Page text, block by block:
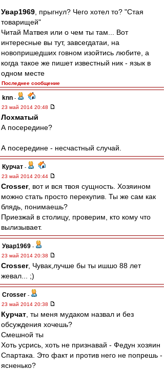
Увар1969 , прыгнул? Чего хотел то? "Стая
товарищей"
Читай Матвея или о чем ты там... Вот
интересные вы тут, завсегдатаи, на
новопришедших говном изойтись любите, а
когда такое же пишет известный ник - язык в
одном месте
Последнее сообщение
knn -
23 май 2014 20:48
Лохматый
А посередине?
А посередине - несчастный случай.
Курчат -
23 май 2014 20:44
Crosser, вот и вся твоя сущность. Хозяином
можно стать просто перекупив. Ты же сам как
блядь, понимаешь?
Приезжай в столицу, проверим, кто кому что
вылизывает.
Увар1969 -
23 май 2014 20:38
Crosser, Чувак,лучше бы ты ишшо 88 лет
жевал... ;)
Crosser -
23 май 2014 20:38
Курчат , ты меня мудаком назвал и без
обсуждения хочешь?
Смешной ты
Хоть усрись, хоть не признавай - Федун хозяин
Спартака. Это факт и против него не попрешь -
ясненько?